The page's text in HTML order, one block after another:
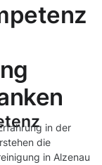
in der
die
in Alzenau